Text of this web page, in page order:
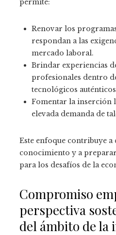
permite:
Renovar los
respondan a las
mercado laboral.
Brindar experiencias
profesionales dentro
tecnológicos
Fomentar la inserción
elevada demanda de
Este enfoque contribuye
conocimiento y a
para los desafíos de la
Compromiso
perspectiva
del ámbito de la